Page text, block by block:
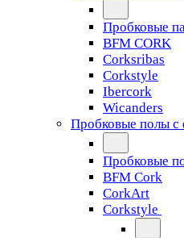
Пробковые
BFM CORK
Corksribas
Corkstyle
Ibercork
Wicanders
Пробковые полы с
Пробковые
BFM Cork
CorkArt
Corkstyle